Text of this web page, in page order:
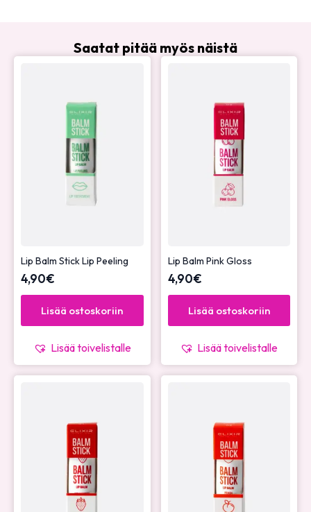
Saatat pitää myös näistä
Lip Balm Stick Lip Peeling
4,90€
Lisää ostoskoriin
Lisää toivelistalle
Lip Balm Pink Gloss
4,90€
Lisää ostoskoriin
Lisää toivelistalle